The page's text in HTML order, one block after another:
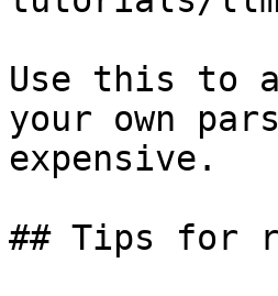
Use this to
your own
expensive.
## Tips for